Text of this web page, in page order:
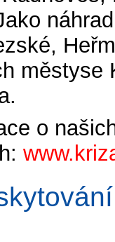
městyse
o